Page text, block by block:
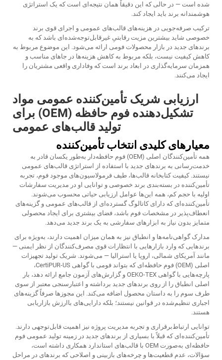
شده است — در حالی که این دقیقاً همان نتیجه‌ای است که یک استراتژی
هوشمندانه برند باید ایجاد کند.
ترکیب صرفه‌جویی در هزینه‌های قالب‌های عمومی و اجرای قوی برند
خصوصی شاید بیشترین مزیت رقابتیِ غیرقابل‌توجه‌شده‌ای باشد که به
برندهای جدید در بازار محصولات فومی ارائه می‌شود. این موضوع مربوط به
کاهش کیفیت نیست، بلکه مربوط به کاهش هزینه‌ها در جاهای مناسب و
همزمان سرمایه‌گذاری در ابعاد برند است که وفاداری واقعی مشتریان را
ایجاد می‌کنند.
ارزیابی شریک تأمین‌کننده عمومی مواد
تشکیل‌دهنده فوم حافظه (OEM) برای
تولید قالب‌های عمومی
معیارهای کلیدی انتخاب تأمین‌کننده
همه تأمین‌کنندگان اصلی (OEM) فوم حافظه‌دار به‌طور یکسان قادر به
خدمت‌رسانی به برندهای جدید با استفاده از استراتژی قالب‌های عمومی
نیستند. کیفیت کتابخانه قالب‌ها، طیف فرمولاسیون‌های موجود فوم، تجربه
تأمین‌کننده در بسته‌بندی برند خصوصی و توانایی او در مدیریت سفارشات
اولیه با حجم کم، همه این‌ها عوامل ارزیابی حیاتی محسوب می‌شوند.
تأمین‌کننده‌ای که دارای کاتالوگ گسترده‌ای از قالب‌های عمومی و گزینه‌های
انعطاف‌پذیر در مشخصات فوم باشد، فضای بیشتری برای ایجاد محصولی
متمایز بدون نیاز به ابزارهای سفارشی به یک برند جدید می‌دهد.
مدارک گواهی‌نامه‌ها و انطباق نیز به همان میزان اهمیت دارند، به‌ویژه برای
برندهایی که وارد بازارهایی با انتظارات قوی مصرف‌کنندگان از نظر ایمنی —
مانند آمریکای شمالی، اروپا یا استرالیا — می‌شوند. شریک تولید تجهیزات
اصلی (OEM) فوم حافظه‌ای که بتواند فومی با گواهی CertiPUR-US،
پارچه‌هایی با گواهی OEKO-TEX و گزارش‌های آزمون جامع ارائه دهد، بار
اصلی انطباق را از روی برندهای جدید برداشته و اعتبارسنجی معتبر از سوی
طرف سوم را به داستان محصول اضافه می‌کند. این مجوزها صرفاً گزینه‌های
اجباری تنظیم‌شده در قوانین نیستند؛ بلکه دارایی‌های باارزش بازاریابی
هستند.
توانایی ارتباط‌برقراری و تجربه مدیریت پروژه نیز اهمیت قابل‌توجهی دارند.
تأمین‌کننده‌ای که قبلاً با بسیاری از برندهای جدید در زمینه تولید عمومی فوم
حافظه‌ای به‌صورت OEM با قالب‌های استاندارد همکاری داشته است،
سؤالات، عدم قطعیت‌ها و چرخه‌های بازبینی و اصلاحی که برندهای در مراحل